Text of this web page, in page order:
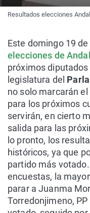
Resultados elecciones
Este domingo 19
elecciones de
próximos
legislatura del
no solo marcarán
para los próximos
servirán, en cierto
salida para las
lo pronto, los
históricos, ya que
partido más
encuestas, la
parar a Juanma
Torredonjimeno,